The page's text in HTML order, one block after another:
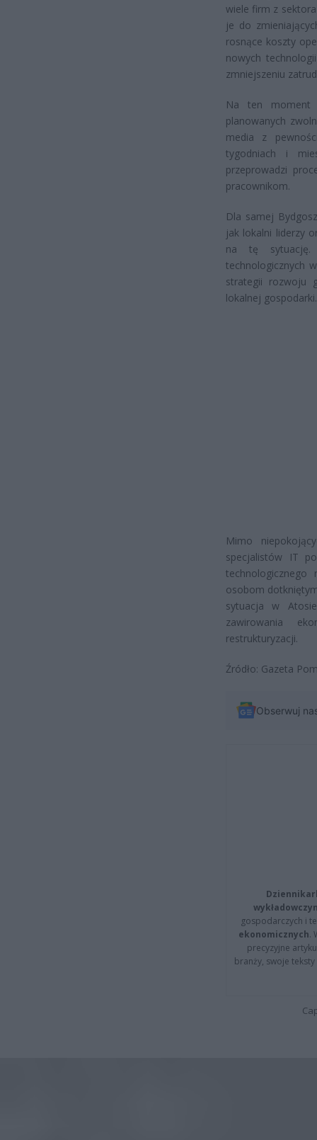
wiele firm z
je do
rosnące koszty
nowych
zmniejszeniu
Na ten moment
planowanych
media z
tygodniach i
przeprowadzi
pracownikom.
Dla samej
jak lokalni liderzy
na tę sytuację.
technologicznych
strategii rozwoju
lokalnej gospodarki.
Mimo
specjalistów IT
osobom
sytuacja w
zawirowania
restrukturyzacji.
Źródło: Gazeta
Obserwuj
gospodarczych i
ekonomicznych.
precyzyjne
branży, swoje